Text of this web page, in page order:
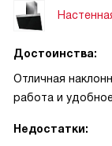
Достоинства:
Отличная
работа и
Недостатки: